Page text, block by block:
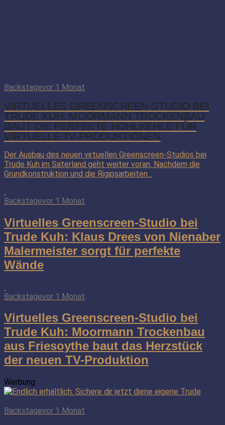
Backstagevor 1 Monat
VIRTUELLES GREENSCREEN-STUDIO BEI
TRUDE KUH: MOORMANN TROCKENBAU
BAUT DIE PERFEKTE HOHLKEHLE FÜR
VIRTUELLE TV-PRODUKTIONEN
Der Ausbau des neuen virtuellen Greenscreen-Studios bei
Trude Kuh im Saterland geht weiter voran. Nachdem die
Grundkonstruktion und die Rigipsarbeiten...
Backstagevor 1 Monat
Virtuelles Greenscreen-Studio bei
Trude Kuh: Klaus Drees von Nienaber
Malermeister sorgt für perfekte
Wände
Backstagevor 1 Monat
Virtuelles Greenscreen-Studio bei
Trude Kuh: Moormann Trockenbau
aus Friesoythe baut das Herzstück
der neuen TV-Produktion
Werbung
Backstagevor 1 Monat